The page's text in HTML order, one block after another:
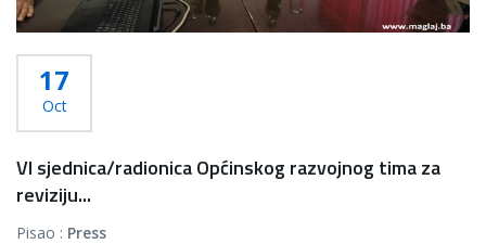
17
Oct
VI sjednica/radionica Općinskog razvojnog tima za
reviziju...
Pisao : Press